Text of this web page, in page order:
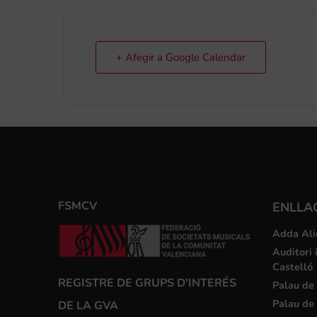
+ Afegir a Google Calendar
FSMCV
REGISTRE DE GRUPS D'INTERÉS
DE LA GVA
Adda
Auditori
Castelló
Palau
Palau